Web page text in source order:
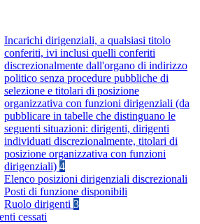
Incarichi dirigenziali, a qualsiasi titolo
conferiti, ivi inclusi quelli conferiti
discrezionalmente dall'organo di indirizzo
politico senza procedure pubbliche di
selezione e titolari di posizione
organizzativa con funzioni dirigenziali (da
pubblicare in tabelle che distinguano le
seguenti situazioni: dirigenti, dirigenti
individuati discrezionalmente, titolari di
posizione organizzativa con funzioni
dirigenziali) 4
Elenco posizioni dirigenziali discrezionali
Posti di funzione disponibili
Ruolo dirigenti 3
cessati